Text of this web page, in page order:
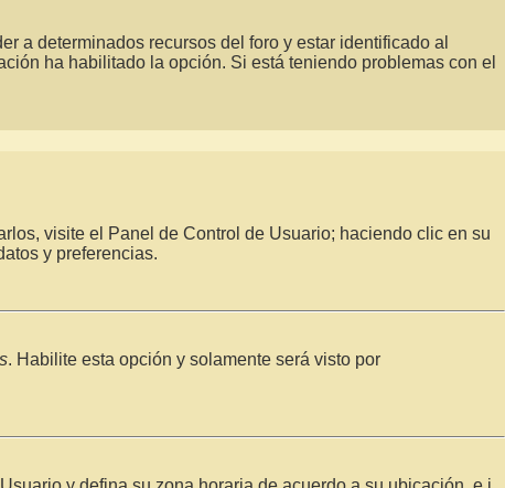
a determinados recursos del foro y estar identificado al
ha habilitado la opción. Si está teniendo problemas con el
visite el Panel de Control de Usuario; haciendo clic en su
y preferencias.
. Habilite esta opción y solamente será visto por